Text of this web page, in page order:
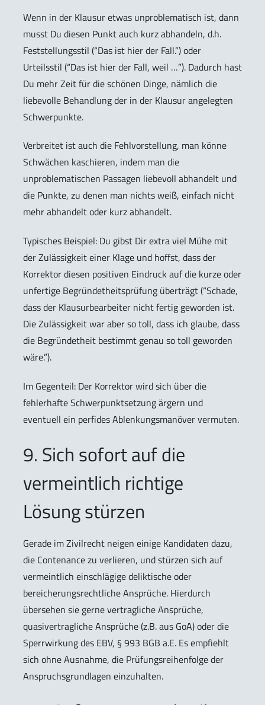
Wenn in der Klausur etwas unproblematisch ist, dann
musst Du diesen Punkt auch kurz abhandeln, d.h.
Feststellungsstil (“Das ist hier der Fall.”) oder
Urteilsstil (“Das ist hier der Fall, weil …”). Dadurch hast
Du mehr Zeit für die schönen Dinge, nämlich die
liebevolle Behandlung der in der Klausur angelegten
Schwerpunkte.
Verbreitet ist auch die Fehlvorstellung, man könne
Schwächen kaschieren, indem man die
unproblematischen Passagen liebevoll abhandelt und
die Punkte, zu denen man nichts weiß, einfach nicht
mehr abhandelt oder kurz abhandelt.
Typisches Beispiel: Du gibst Dir extra viel Mühe mit
der Zulässigkeit einer Klage und hoffst, dass der
Korrektor diesen positiven Eindruck auf die kurze oder
unfertige Begründetheitsprüfung überträgt (“Schade,
dass der Klausurbearbeiter nicht fertig geworden ist.
Die Zulässigkeit war aber so toll, dass ich glaube, dass
die Begründetheit bestimmt genau so toll geworden
wäre.”).
Im Gegenteil: Der Korrektor wird sich über die
fehlerhafte Schwerpunktsetzung ärgern und
eventuell ein perfides Ablenkungsmanöver vermuten.
9. Sich sofort auf die
vermeintlich richtige
Lösung stürzen
Gerade im Zivilrecht neigen einige Kandidaten dazu,
die Contenance zu verlieren, und stürzen sich auf
vermeintlich einschlägige deliktische oder
bereicherungsrechtliche Ansprüche. Hierdurch
übersehen sie gerne vertragliche Ansprüche,
quasivertragliche Ansprüche (z.B. aus GoA) oder die
Sperrwirkung des EBV, § 993 BGB a.E. Es empfiehlt
sich ohne Ausnahme, die Prüfungsreihenfolge der
Anspruchsgrundlagen einzuhalten.